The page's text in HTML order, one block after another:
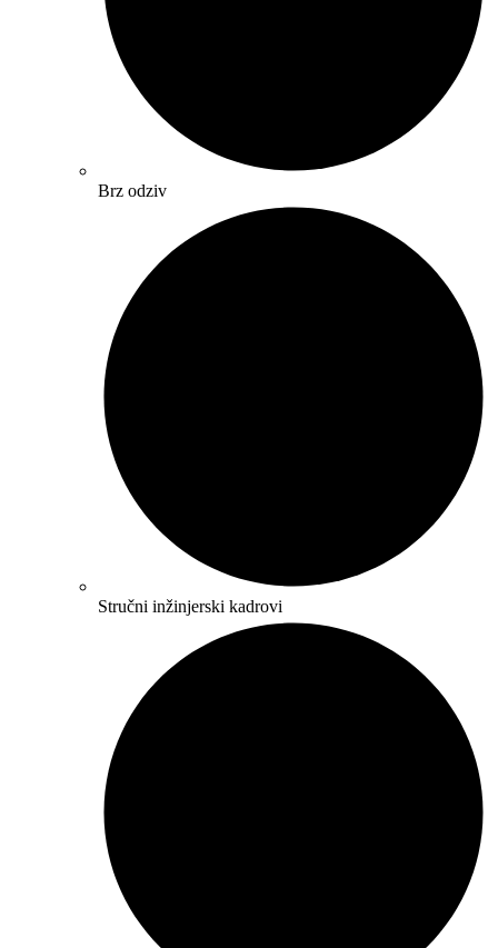
Brz odziv
Stručni inžinjerski kadrovi